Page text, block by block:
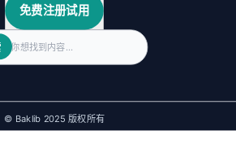
免费注册试用
© Baklib 2025 版权所有